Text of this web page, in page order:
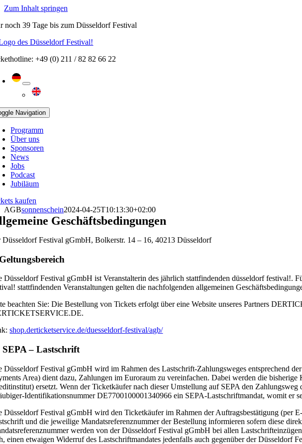
Zum Inhalt springen
noch39 Tagebis zum Düsseldorf Festival
+49 (0) 211 / 82 82 66 22
Navigation
Programm
Über uns
Sponsoren
News
Jobs
Podcast
Jubiläum
kaufen
AGBsonnenschein2024-04-25T10:13:30+02:00
Geschäftsbedingungen
Düsseldorf Festival gGmbH, Bolkerstr. 14 – 16, 40213 Düsseldorf
Düsseldorf Festival gGmbH ist Veranstalterin des jährlich stattfindenden düsseldorf festival!.
stattfindenden Veranstaltungen gelten die nachfolgenden allgemeinen
beachten Sie: Die Bestellung von Tickets erfolgt über eine Website unseres Partners
shop.derticketservice.de/duesseldorf-festival/agb/
– Lastschrift
Düsseldorf Festival gGmbH wird im Rahmen des Lastschrift-Zahlungsweges entsprechend
Area) dient dazu, Zahlungen im Euroraum zu vereinfachen. Dabei werden die
ersetzt. Wenn der Ticketkäufer nach dieser Umstellung auf SEPA den
Identifikationsnummer DE7700100001340966 ein SEPA-Lastschriftmandat, womit er
Düsseldorf Festival gGmbH wird den Ticketkäufer im Rahmen der Auftragsbestätigung (per
und die jeweilige Mandatsreferenznummer der Bestellung informieren sofern diese
werden von der Düsseldorf Festival gGmbH bei allen
einen etwaigen Widerruf des Lastschriftmandates jedenfalls auch gegenüber der